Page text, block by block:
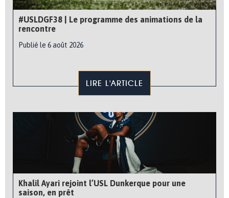
#USLDGF38 | Le programme des animations de la
rencontre
Publié le 6 août 2026
LIRE L'ARTICLE
Khalil Ayari rejoint l’USL Dunkerque pour une
saison, en prêt